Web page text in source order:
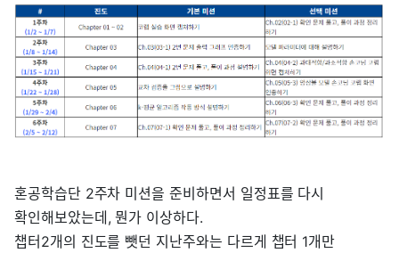
혼공학습단 2주차 미션을 준비하면서 일정표를 다시
확인해보았는데, 뭔가 이상하다.
챕터2개의 진도를 뺏던 지난주와는 다르게 챕터 1개만